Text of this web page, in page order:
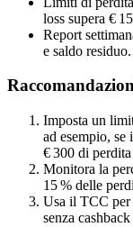
loss supera €
Report
e saldo residuo.
Imposta un
ad esempio, se
€ 300 di perdita
Monitora la
15 % delle
Usa il TCC per
senza